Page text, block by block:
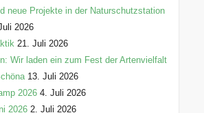
neue Projekte in der Naturschutzstation
2026
21. Juli 2026
Wir laden ein zum Fest der Artenvielfalt
13. Juli 2026
2026 4. Juli 2026
2026 2. Juli 2026